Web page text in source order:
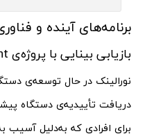
برنامه‌های آینده و
بازیابی بینایی با پروژه‌ی Blindsight
برای افرادی که به‌دلیل آسیب